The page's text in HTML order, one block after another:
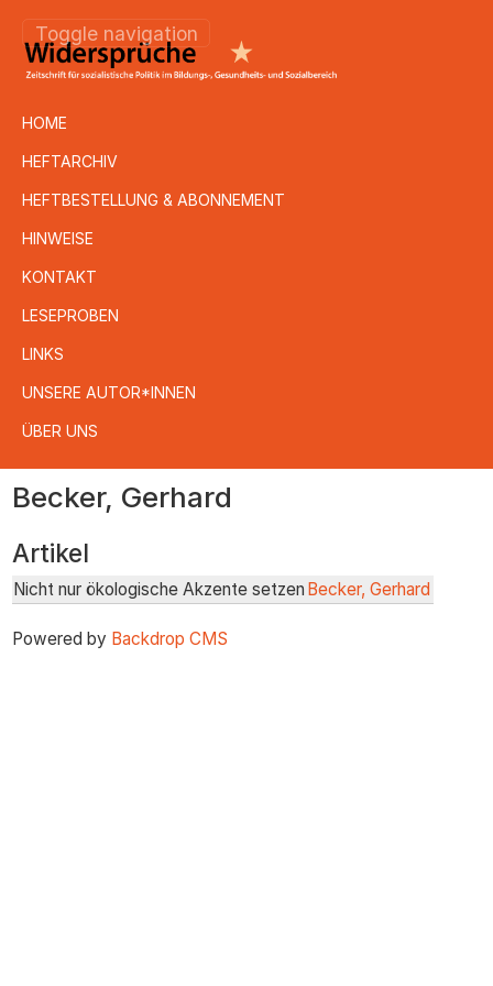
Toggle navigation
HOME
HEFTARCHIV
HEFTBESTELLUNG & ABONNEMENT
HINWEISE
KONTAKT
LESEPROBEN
LINKS
UNSERE AUTOR*INNEN
ÜBER UNS
zum
Becker, Gerhard
Artikel
Nicht nur ökologische Akzente setzen Becker, Gerhard
Powered by Backdrop CMS